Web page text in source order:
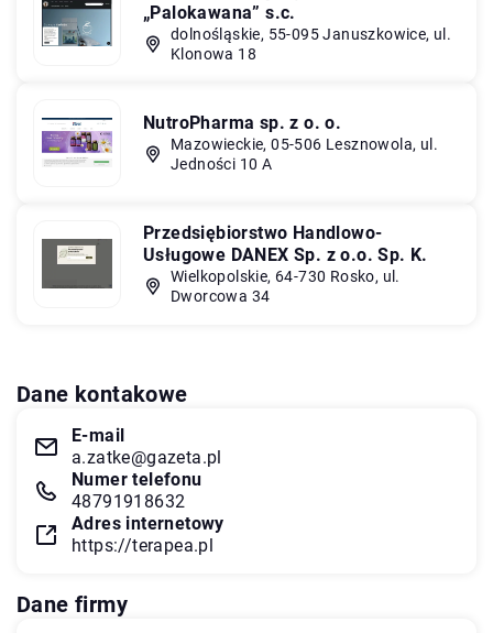
„Palokawana” s.c.
dolnośląskie, 55-095 Januszkowice, ul.
Klonowa 18
NutroPharma sp. z o. o.
Mazowieckie, 05-506 Lesznowola, ul.
Jedności 10 A
Przedsiębiorstwo Handlowo-
Usługowe DANEX Sp. z o.o. Sp. K.
Wielkopolskie, 64-730 Rosko, ul.
Dworcowa 34
Dane kontakowe
E-mail
a.zatke@gazeta.pl
Numer telefonu
48791918632
Adres internetowy
https://terapea.pl
Dane firmy